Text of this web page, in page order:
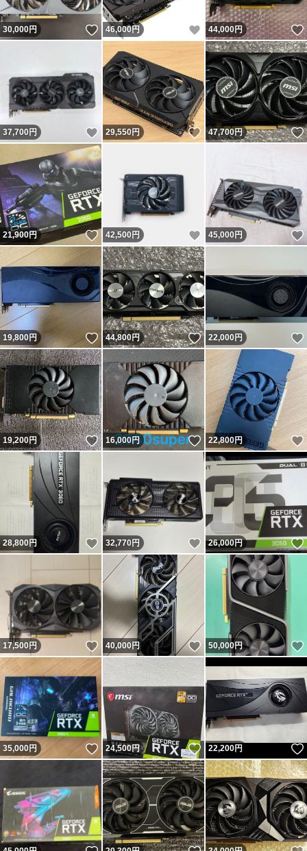
30,000円 いいね！
46,000円 いいね！
44,000円
37,700円 いいね！
29,550円 いいね！
47,700円
21,900円 いいね！
42,500 円 いいね！
45,000円
19,800円 いいね！
44,800円 いいね！
22,000円
19,200円 いいね！
16,000円 いいね！
22,800円
28,800円 いいね！
32,770円 いいね！
26,000円
17,500円 いいね！
40,000円 いいね！
50,000円
35,000円 いいね！
24,500円 いいね！
22,200円